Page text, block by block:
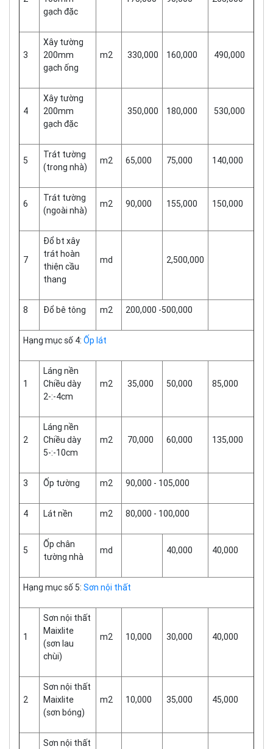
gạch đặc
3
Xây tường
200mm
gạch ống
m2 330,000 160,000 490,000
4
Xây tường
200mm
gạch đặc
350,000 180,000 530,000
5
Trát tường
(trong nhà)
m2 65,000 75,000 140,000
6
Trát tường
(ngoài nhà)
m2 90,000 155,000 150,000
7
Đổ bt xây
trát hoàn
thiện cầu
thang
md 2,500,000
8 Đổ bê tông m2 200,000 -500,000
Hạng mục số 4: Ốp lát
1
Láng nền
Chiều dày
2-:-4cm
m2 35,000 50,000 85,000
2
Láng nền
Chiều dày
5-:-10cm
m2 70,000 60,000 135,000
3 Ốp tường m2 90,000 - 105,000
4 Lát nền m2 80,000 - 100,000
5
Ốp chân
tường nhà
md 40,000 40,000
Hạng mục số 5: Sơn nội thất
1
Sơn nội thất
Maixlite
(sơn lau
chùi)
m2 10,000 30,000 40,000
2
Sơn nội thất
Maixlite
(sơn bóng)
m2 10,000 35,000 45,000
Sơn nội thất